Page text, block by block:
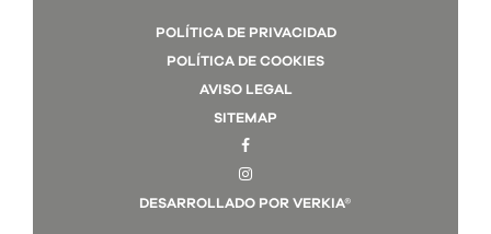
POLÍTICA DE PRIVACIDAD
POLÍTICA DE COOKIES
AVISO LEGAL
SITEMAP
DESARROLLADO POR VERKIA®